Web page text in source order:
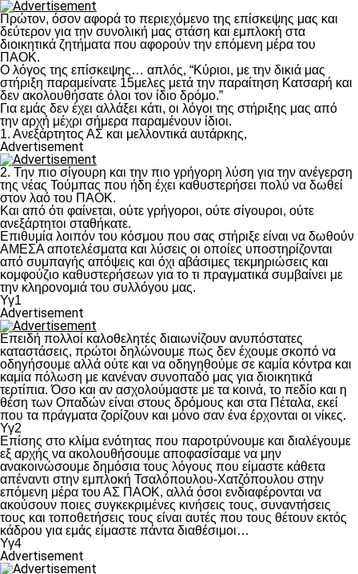
Πρώτον, όσον αφορά το περιεχόμενο της επίσκεψης μας και
δεύτερον για την συνολική μας στάση και εμπλοκή στα
διοικητικά ζητήματα που αφορούν την επόμενη μέρα του
ΠΑΟΚ.
Ο λόγος της επίσκεψης… απλός, “Κύριοι, με την δικιά μας
στήριξη παραμείνατε 15μελες μετά την παραίτηση Κατσαρή και
δεν ακολουθήσατε όλοι τον ίδιο δρόμο.”
Για εμάς δεν έχει αλλάξει κάτι, οι λόγοι της στήριξης μας από
την αρχή μέχρι σήμερα παραμένουν ίδιοι.
1. Ανεξάρτητος ΑΣ και μελλοντικά αυτάρκης,
Advertisement
2. Την πιο σίγουρη και την πιο γρήγορη λύση για την ανέγερση
της νέας Τούμπας που ήδη έχει καθυστερήσει πολύ να δωθεί
στον λαό του ΠΑΟΚ.
Και από ότι φαίνεται, ούτε γρήγοροι, ούτε σίγουροι, ούτε
ανεξάρτητοι σταθήκατε.
Επιθυμία λοιπόν του κόσμου που σας στήριξε είναι να δωθούν
ΑΜΕΣΑ αποτελέσματα και λύσεις οι οποίες υποστηρίζονται
από συμπαγής απόψεις και όχι αβάσιμες τεκμηριώσεις και
κομφούζιο καθυστερήσεων για το τι πραγματικά συμβαίνει με
την κληρονομιά του συλλόγου μας.
Υγ1
Advertisement
Επειδή πολλοί καλοθελητές διαιωνίζουν ανυπόστατες
καταστάσεις, πρώτοι δηλώνουμε πως δεν έχουμε σκοπό να
οδηγήσουμε αλλά ούτε και να οδηγηθούμε σε καμία κόντρα και
καμία πόλωση με κανέναν συνοπαδό μας για διοικητικά
τερτίπια. Όσο και αν ασχολούμαστε με τα κοινά, το πεδίο και η
θέση των Οπαδών είναι στους δρόμους και στα Πέταλα, εκεί
που τα πράγματα ζορίζουν και μόνο σαν ένα έρχονται οι νίκες.
Υγ2
Επίσης στο κλίμα ενότητας που παροτρύνουμε και διαλέγουμε
εξ αρχής να ακολουθήσουμε αποφασίσαμε να μην
ανακοινώσουμε δημόσια τους λόγους που είμαστε κάθετα
απέναντι στην εμπλοκή Τσαλόπουλου-Χατζόπουλου στην
επόμενη μέρα του ΑΣ ΠΑΟΚ, αλλά όσοι ενδιαφέρονται να
ακούσουν ποιες συγκεκριμένες κινήσεις τους, συναντήσεις
τους και τοποθετήσεις τους είναι αυτές που τους θέτουν εκτός
κάδρου για εμάς είμαστε πάντα διαθέσιμοι…
Υγ4
Advertisement